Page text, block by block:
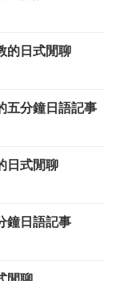
的日式閒聊
五分鐘日語記事
日式閒聊
鐘日語記事